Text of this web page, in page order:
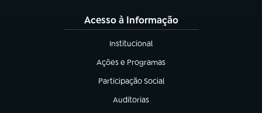
Acesso à Informação
Institucional
(abre em nova aba)
Ações e Programas
(abre em nova aba)
Participação Social
(abre em nova aba)
Auditorias
(abre em nova aba)